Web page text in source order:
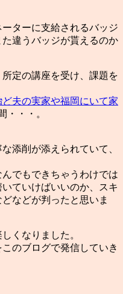
ターに支給されるバッジ
違うバッジが貰えるのか
定の講座を受け、課題を
夫の実家や福岡にいて家
・・・。
添削が添えられていて、
でもできちゃうわけでは
ていけばいいのか、スキ
などが判ったと思いま
くなりました。
のブログで発信していき